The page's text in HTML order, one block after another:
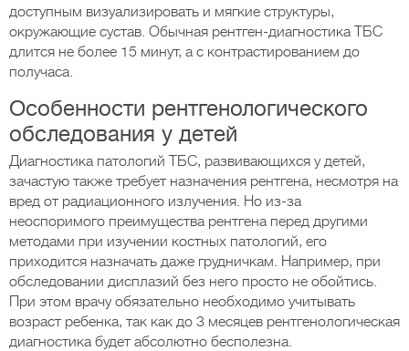
доступным визуализировать и мягкие структуры,
окружающие сустав. Обычная рентген-диагностика ТБС
длится не более 15 минут, а с контрастированием до
получаса.
Особенности рентгенологического
обследования у детей
Диагностика патологий ТБС, развивающихся у детей,
зачастую также требует назначения рентгена, несмотря на
вред от радиационного излучения. Но из-за
неоспоримого преимущества рентгена перед другими
методами при изучении костных патологий, его
приходится назначать даже грудничкам. Например, при
обследовании дисплазий без него просто не обойтись.
При этом врачу обязательно необходимо учитывать
возраст ребенка, так как до 3 месяцев рентгенологическая
диагностика будет абсолютно бесполезна.